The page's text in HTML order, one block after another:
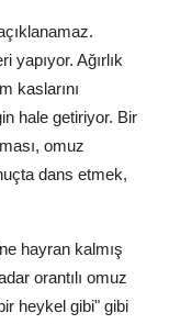
Ağırlık
kaslarını
hale getiriyor. Bir
omuz
dans etmek,
hayran kalmış
orantılı omuz
heykel gibi" gibi